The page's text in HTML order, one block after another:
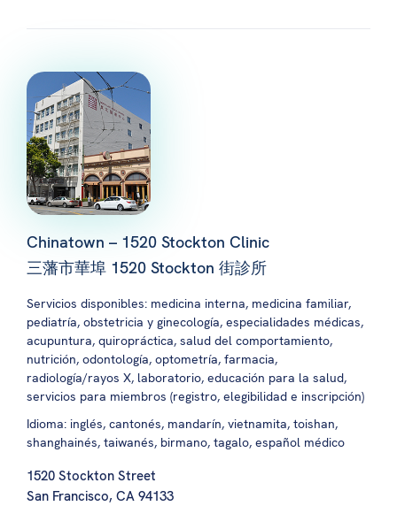
Chinatown – 1520 Stockton Clinic
三藩市華埠 1520 Stockton 街診所
Servicios disponibles: medicina interna, medicina familiar,
pediatría, obstetricia y ginecología, especialidades médicas,
acupuntura, quiropráctica, salud del comportamiento,
nutrición, odontología, optometría, farmacia,
radiología/rayos X, laboratorio, educación para la salud,
servicios para miembros (registro, elegibilidad e inscripción)
Idioma: inglés, cantonés, mandarín, vietnamita, toishan,
shanghainés, taiwanés, birmano, tagalo, español médico
1520 Stockton Street
San Francisco, CA 94133